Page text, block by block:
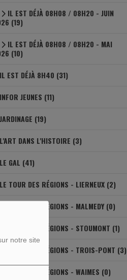
notre site
IL EST DÉJÀ 08H08 / 08H20 - JUIN
(19)
IL EST DÉJÀ 08H08 / 08H20 - MAI
(10)
IL EST DÉJÀ 8H40 (31)
INFOR JEUNES (11)
JARDINAGE (19)
L'ART DANS L'HISTOIRE (3)
LE GAL (41)
LE TOUR DES RÉGIONS - LIERNEUX (2)
LE TOUR DES RÉGIONS - MALMEDY (0)
LE TOUR DES RÉGIONS - STOUMONT (1)
LE TOUR DES RÉGIONS - TROIS-PONT (3)
LE TOUR DES RÉGIONS - WAIMES (0)